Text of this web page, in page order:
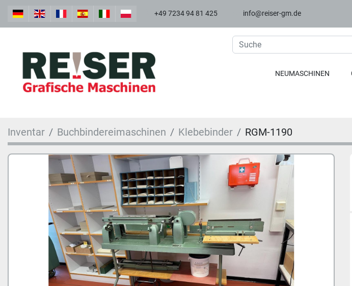
+49 7234 94 81 425 info@reiser-gm.de
NEUMASCHINEN
Inventar Buchbindereimaschinen Klebebinder RGM-1190